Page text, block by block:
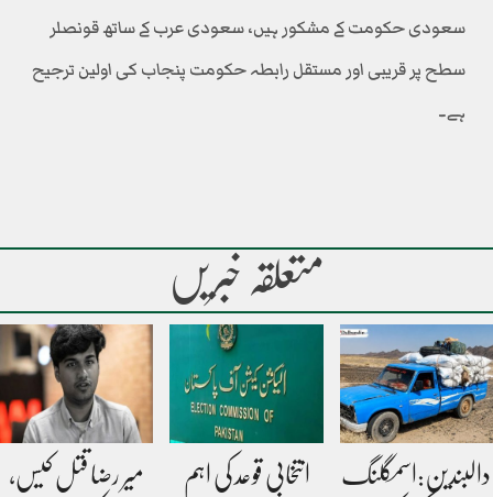
سعودی حکومت کے مشکور ہیں، سعودی عرب کے ساتھ قونصلر
سطح پر قریبی اور مستقل رابطہ حکومت پنجاب کی اولین ترجیح
ہے۔
متعلقہ خبریں
دالبندین:اسمگلنگ انتخابی قوعد کی اہم میر رضا قتل کیس،